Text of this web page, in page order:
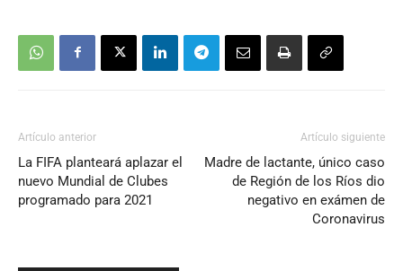
Artículo anterior
La FIFA planteará aplazar el
nuevo Mundial de Clubes
programado para 2021
Artículo siguiente
Madre de lactante, único caso
de Región de los Ríos dio
negativo en exámen de
Coronavirus